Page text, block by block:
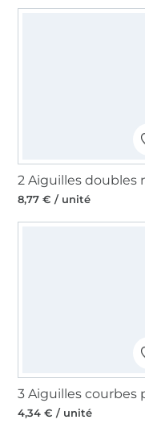
8,77 € / unité
4,34 € / unité